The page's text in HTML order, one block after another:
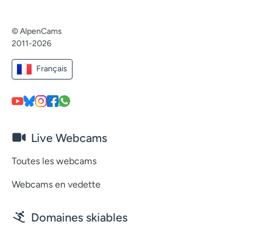
© AlpenCams
2011-2026
Français
Live Webcams
Toutes les webcams
Webcams en vedette
Domaines skiables